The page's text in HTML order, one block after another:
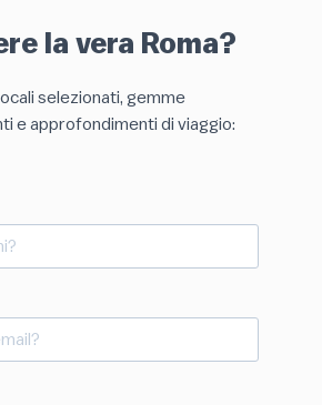
la vera Roma?
selezionati, gemme
e approfondimenti di viaggio: